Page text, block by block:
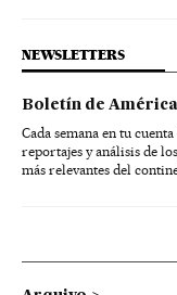
NEWSLETTERS
Boletín de América
Cada semana en tu
reportajes y análisis de
más relevantes del